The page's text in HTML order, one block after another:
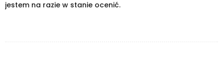
jestem na razie w stanie ocenić.